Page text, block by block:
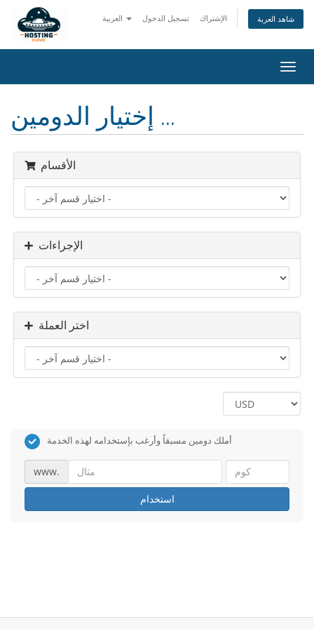
تسجيل الدخول الإشتراك شاهد العربة
تبديل
التنقل
إختيار الدومين ...
الأقسام
الإجراءات
اختر العملة
أملك دومين مسبقاً وأرغب بإستخدامه لهذه الخدمة
www.
استخدام